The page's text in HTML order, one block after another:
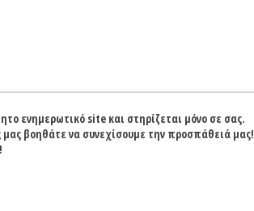
ενημερωτικό site και στηρίζεται μόνο σε σας.
μας βοηθάτε να συνεχίσουμε την προσπάθειά μας!